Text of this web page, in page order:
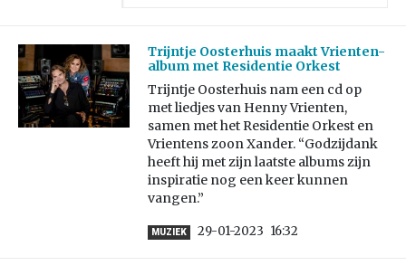
Trijntje Oosterhuis maakt Vrienten-
album met Residentie Orkest
Trijntje Oosterhuis nam een cd op
met liedjes van Henny Vrienten,
samen met het Residentie Orkest en
Vrientens zoon Xander. “Godzijdank
heeft hij met zijn laatste albums zijn
inspiratie nog een keer kunnen
vangen.”
MUZIEK 29-01-2023 16:32